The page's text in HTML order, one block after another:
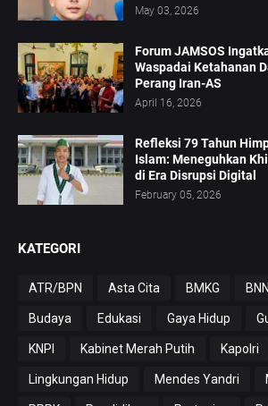
May 03, 2026
Forum JAMSOS
Waspadai Ketahanan
Perang Iran-AS
April 16, 2026
Refleksi 79 Tahun
Islam: Meneguhkan
di Era Disrupsi Digital
February 05, 2026
KATEGORI
ATR/BPN Asta Cita BMKG BNN
Budaya Edukasi Gaya Hidup
KNPI Kabinet Merah Putih Kapolri
Lingkungan Hidup Mendes Yandri